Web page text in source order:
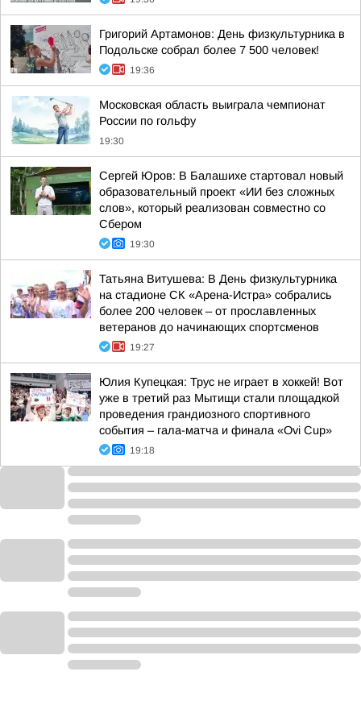
Григорий Артамонов: День физкультурника в
Подольске собрал более 7 500 человек!
19:36
Московская область выиграла чемпионат
России по гольфу
19:30
Сергей Юров: В Балашихе стартовал новый
образовательный проект «ИИ без сложных
слов», который реализован совместно со
Сбером
19:30
Татьяна Витушева: В День физкультурника
на стадионе СК «Арена-Истра» собрались
более 200 человек – от прославленных
ветеранов до начинающих спортсменов
19:27
Юлия Купецкая: Трус не играет в хоккей! Вот
уже в третий раз Мытищи стали площадкой
проведения грандиозного спортивного
события – гала-матча и финала «Ovi Cup»
19:18